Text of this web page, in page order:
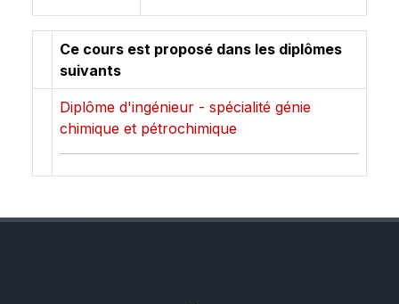
Ce cours est proposé dans les diplômes
suivants
Diplôme d'ingénieur - spécialité génie
chimique et pétrochimique